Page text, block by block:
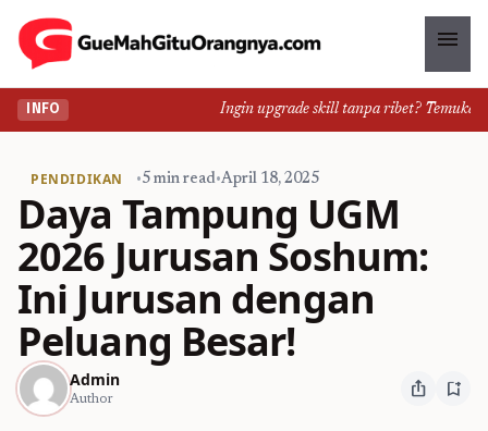
menu
INFO Ingin upgrade skill tanpa ribet? Temukan
PENDIDIKAN •5 min read•April 18, 2025
Daya Tampung UGM
2026 Jurusan Soshum:
Ini Jurusan dengan
Peluang Besar!
Admin
Author ios_share bookmark_add